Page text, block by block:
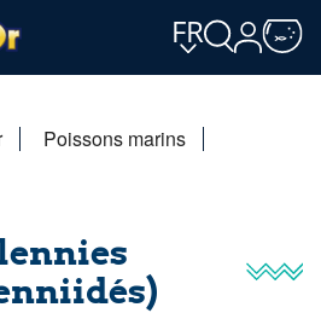
FR
Poissons marins